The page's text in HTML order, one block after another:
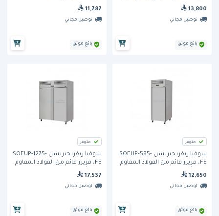
الطاولة، ببابين
13,800
توصيل مجاني
بائع موثق
11,787
توصيل مجاني
بائع موثق
متوفر
سوفيا ريفريجيريشن SOFUP-585-
FE، فريزر قائم من الفولاذ المقاوم
للصدأ، بباب واحد
12,650
توصيل مجاني
بائع موثق
متوفر
سوفيا ريفريجيريشن SOFUP-1275-
FE، فريزر قائم من الفولاذ المقاوم
للصدأ، ببابين
17,537
توصيل مجاني
بائع موثق